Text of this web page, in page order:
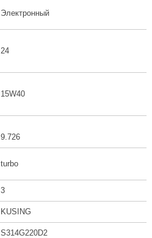
Электронный
24
15W40
9.726
turbo
3
KUSING
S314G220D2